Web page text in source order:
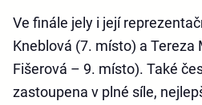
Ve finále jely i její
Kneblová (7. místo) a Tereza
Fišerová – 9. místo). Také
zastoupena v plné síle,